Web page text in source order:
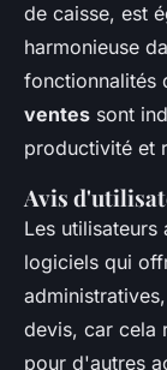
de caisse, est
harmonieuse
fonctionnalités
ventes sont
productivité et
Avis
Les
logiciels qui
devis, car cela
pour d'autres